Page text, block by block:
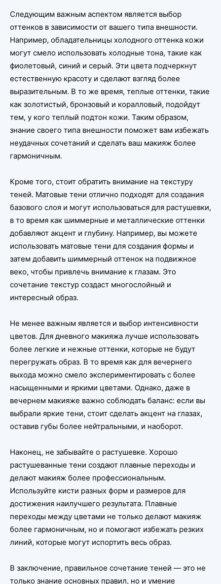
Следующим важным аспектом является выбор
оттенков в зависимости от вашего типа внешности.
Например, обладательницы холодного оттенка кожи
могут смело использовать холодные тона, такие как
фиолетовый, синий и серый. Эти цвета подчеркнут
естественную красоту и сделают взгляд более
выразительным. В то же время, теплые оттенки, такие
как золотистый, бронзовый и коралловый, подойдут
тем, у кого теплый подтон кожи. Таким образом,
знание своего типа внешности поможет вам избежать
неудачных сочетаний и сделать ваш макияж более
гармоничным.
Кроме того, стоит обратить внимание на текстуру
теней. Матовые тени отлично подходят для создания
базового слоя и могут использоваться для растушевки,
в то время как шиммерные и металлические оттенки
добавляют акцент и глубину. Например, вы можете
использовать матовые тени для создания формы и
затем добавить шиммерный оттенок на подвижное
веко, чтобы привлечь внимание к глазам. Это
сочетание текстур создаст многослойный и
интересный образ.
Не менее важным является и выбор интенсивности
цветов. Для дневного макияжа лучше использовать
более легкие и нежные оттенки, которые не будут
перегружать образ. В то время как для вечернего
выхода можно смело экспериментировать с более
насыщенными и яркими цветами. Однако, даже в
вечернем макияже важно соблюдать баланс: если вы
выбрали яркие тени, стоит сделать акцент на глазах,
оставив губы более нейтральными, и наоборот.
Наконец, не забывайте о растушевке. Хорошо
растушеванные тени создают плавные переходы и
делают макияж более профессиональным.
Используйте кисти разных форм и размеров для
достижения наилучшего результата. Плавные
переходы между цветами не только делают макияж
более гармоничным, но и помогают избежать резких
линий, которые могут испортить весь образ.
В заключение, правильное сочетание теней — это не
только знание основных правил, но и умение